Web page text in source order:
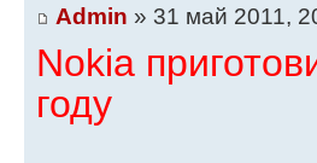
Admin » 31 май 2011,
Nokia
году